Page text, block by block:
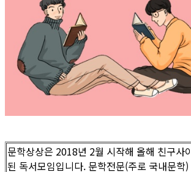
문학상상은 2018년 2월 시작해 올해 친구사
된 독서모임입니다. 문학전문(주로 국내문학